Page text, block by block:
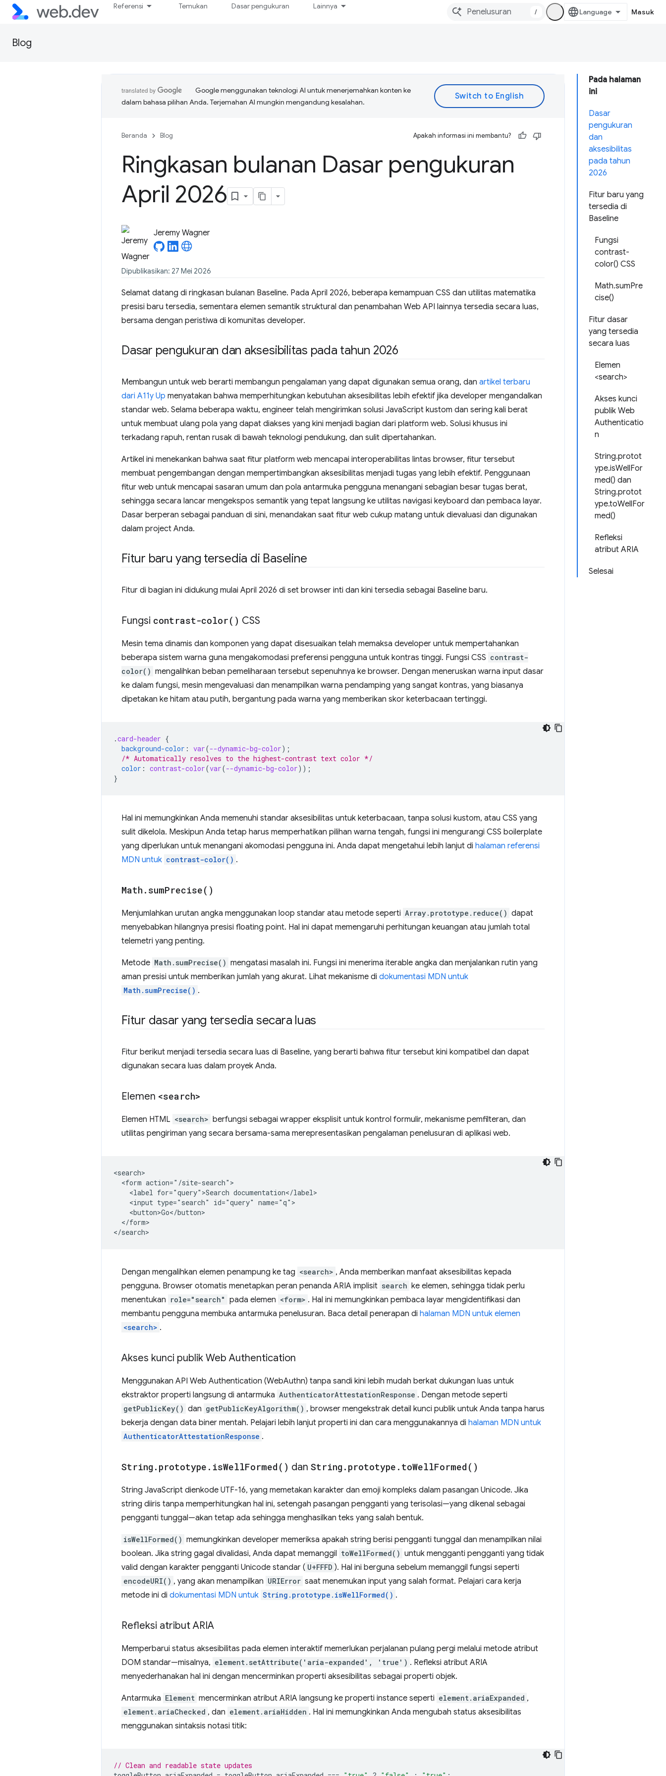
Referensi Temukan Dasar pengukuran Lainnya
/ Masuk
Blog
Pada halaman
ini
Dasar
pengukuran
dan
aksesibilitas
pada tahun
2026
Fitur baru yang
tersedia di
Baseline
Fungsi
contrast-
color() CSS
Math.sumPre
cise()
Fitur dasar
yang tersedia
secara luas
Elemen
<search>
Akses kunci
publik Web
Authenticatio
n
String.protot
ype.isWellFor
med() dan
String.protot
ype.toWellFor
med()
Refleksi
atribut ARIA
Selesai
Google menggunakan teknologi AI untuk menerjemahkan konten ke
dalam bahasa pilihan Anda. Terjemahan AI mungkin mengandung kesalahan.
Beranda Blog Apakah informasi ini membantu?
Ringkasan bulanan Dasar pengukuran
April 2026
Jeremy Wagner
Dipublikasikan: 27 Mei 2026
Selamat datang di ringkasan bulanan Baseline. Pada April 2026, beberapa kemampuan CSS dan utilitas matematika
presisi baru tersedia, sementara elemen semantik struktural dan penambahan Web API lainnya tersedia secara luas,
bersama dengan peristiwa di komunitas developer.
Dasar pengukuran dan aksesibilitas pada tahun 2026
Membangun untuk web berarti membangun pengalaman yang dapat digunakan semua orang, dan artikel terbaru
dari A11y Up menyatakan bahwa memperhitungkan kebutuhan aksesibilitas lebih efektif jika developer mengandalkan
standar web. Selama beberapa waktu, engineer telah mengirimkan solusi JavaScript kustom dan sering kali berat
untuk membuat ulang pola yang dapat diakses yang kini menjadi bagian dari platform web. Solusi khusus ini
terkadang rapuh, rentan rusak di bawah teknologi pendukung, dan sulit dipertahankan.
Artikel ini menekankan bahwa saat fitur platform web mencapai interoperabilitas lintas browser, fitur tersebut
membuat pengembangan dengan mempertimbangkan aksesibilitas menjadi tugas yang lebih efektif. Penggunaan
fitur web untuk mencapai sasaran umum dan pola antarmuka pengguna menangani sebagian besar tugas berat,
sehingga secara lancar mengekspos semantik yang tepat langsung ke utilitas navigasi keyboard dan pembaca layar.
Dasar berperan sebagai panduan di sini, menandakan saat fitur web cukup matang untuk dievaluasi dan digunakan
dalam project Anda.
Fitur baru yang tersedia di Baseline
Fitur di bagian ini didukung mulai April 2026 di set browser inti dan kini tersedia sebagai Baseline baru.
Fungsi contrast-color( ) CSS
Mesin tema dinamis dan komponen yang dapat disesuaikan telah memaksa developer untuk mempertahankan
beberapa sistem warna guna mengakomodasi preferensi pengguna untuk kontras tinggi. Fungsi CSS contrast-
color() mengalihkan beban pemeliharaan tersebut sepenuhnya ke browser. Dengan meneruskan warna input dasar
ke dalam fungsi, mesin mengevaluasi dan menampilkan warna pendamping yang sangat kontras, yang biasanya
dipetakan ke hitam atau putih, bergantung pada warna yang memberikan skor keterbacaan tertinggi.
.card-header {
background-color : var(--dynamic-bg-color);
/* Automatically resolves to the highest-contrast text color */
color : contrast-color(var(--dynamic-bg-color));
}
Hal ini memungkinkan Anda memenuhi standar aksesibilitas untuk keterbacaan, tanpa solusi kustom, atau CSS yang
sulit dikelola. Meskipun Anda tetap harus memperhatikan pilihan warna tengah, fungsi ini mengurangi CSS boilerplate
yang diperlukan untuk menangani akomodasi pengguna ini. Anda dapat mengetahui lebih lanjut di halaman referensi
MDN untuk contrast-color() .
Math . sumPrecise( )
Menjumlahkan urutan angka menggunakan loop standar atau metode seperti Array.prototype.reduce() dapat
menyebabkan hilangnya presisi floating point. Hal ini dapat memengaruhi perhitungan keuangan atau jumlah total
telemetri yang penting.
Metode Math.sumPrecise() mengatasi masalah ini. Fungsi ini menerima iterable angka dan menjalankan rutin yang
aman presisi untuk memberikan jumlah yang akurat. Lihat mekanisme di dokumentasi MDN untuk
Math.sumPrecise() .
Fitur dasar yang tersedia secara luas
Fitur berikut menjadi tersedia secara luas di Baseline, yang berarti bahwa fitur tersebut kini kompatibel dan dapat
digunakan secara luas dalam proyek Anda.
Elemen <search>
Elemen HTML <search> berfungsi sebagai wrapper eksplisit untuk kontrol formulir, mekanisme pemfilteran, dan
utilitas pengiriman yang secara bersama-sama merepresentasikan pengalaman penelusuran di aplikasi web.
<search>
  <form action="/site-search">
    <label for="query">Search documentation</label>
    <input type="search" id="query" name="q">
    <button>Go</button>
  </form>
Dengan mengalihkan elemen penampung ke tag <search> , Anda memberikan manfaat aksesibilitas kepada
pengguna. Browser otomatis menetapkan peran penanda ARIA implisit search ke elemen, sehingga tidak perlu
menentukan role="search" pada elemen <form> . Hal ini memungkinkan pembaca layar mengidentifikasi dan
membantu pengguna membuka antarmuka penelusuran. Baca detail penerapan di halaman MDN untuk elemen
<search> .
Akses kunci publik Web Authentication
Menggunakan API Web Authentication (WebAuthn) tanpa sandi kini lebih mudah berkat dukungan luas untuk
ekstraktor properti langsung di antarmuka AuthenticatorAttestationResponse . Dengan metode seperti
getPublicKey() dan getPublicKeyAlgorithm() , browser mengekstrak detail kunci publik untuk Anda tanpa harus
bekerja dengan data biner mentah. Pelajari lebih lanjut properti ini dan cara menggunakannya di halaman MDN untuk
AuthenticatorAttestationResponse .
String . prototype . isWellFormed( ) dan String . prototype . toWellFormed( )
String JavaScript dienkode UTF-16, yang memetakan karakter dan emoji kompleks dalam pasangan Unicode. Jika
string diiris tanpa memperhitungkan hal ini, setengah pasangan pengganti yang terisolasi—yang dikenal sebagai
pengganti tunggal—akan tetap ada sehingga menghasilkan teks yang salah bentuk.
isWellFormed() memungkinkan developer memeriksa apakah string berisi pengganti tunggal dan menampilkan nilai
boolean. Jika string gagal divalidasi, Anda dapat memanggil toWellFormed() untuk mengganti pengganti yang tidak
valid dengan karakter pengganti Unicode standar ( U+FFFD ). Hal ini berguna sebelum memanggil fungsi seperti
encodeURI() , yang akan menampilkan URIError saat menemukan input yang salah format. Pelajari cara kerja
metode ini di dokumentasi MDN untuk String.prototype.isWellFormed() .
Refleksi atribut ARIA
Memperbarui status aksesibilitas pada elemen interaktif memerlukan perjalanan pulang pergi melalui metode atribut
DOM standar—misalnya, element.setAttribute('aria-expanded', 'true') . Refleksi atribut ARIA
menyederhanakan hal ini dengan mencerminkan properti aksesibilitas sebagai properti objek.
Antarmuka Element mencerminkan atribut ARIA langsung ke properti instance seperti element.ariaExpanded ,
element.ariaChecked , dan element.ariaHidden . Hal ini memungkinkan Anda mengubah status aksesibilitas
menggunakan sintaksis notasi titik:
// Clean and readable state updates